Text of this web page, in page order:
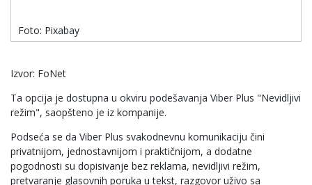
Foto: Pixabay
Izvor: FoNet
Ta opcija je dostupna u okviru podešavanja Viber Plus "Nevidljivi
režim", saopšteno je iz kompanije.
Podseća se da Viber Plus svakodnevnu komunikaciju čini
privatnijom, jednostavnijom i praktičnijom, a dodatne
pogodnosti su dopisivanje bez reklama, nevidljivi režim,
pretvaranje glasovnih poruka u tekst, razgovor uživo sa